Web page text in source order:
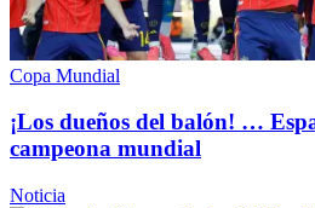
Copa Mundial
¡Los dueños del balón! …
campeona mundial
Noticia